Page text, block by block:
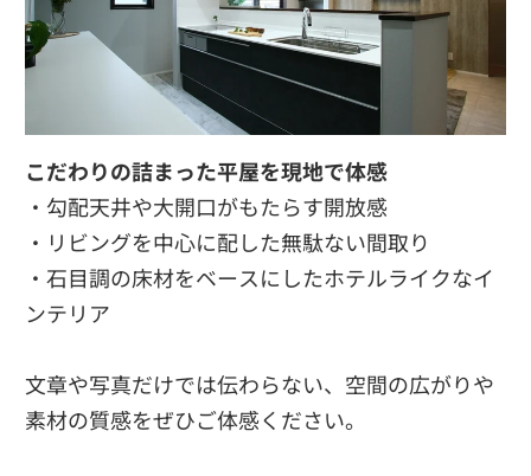
こだわりの詰まった平屋を現地で体感
・勾配天井や大開口がもたらす開放感
・リビングを中心に配した無駄ない間取り
・石目調の床材をベースにしたホテルライクなイ
ンテリア
文章や写真だけでは伝わらない、空間の広がりや
素材の質感をぜひご体感ください。